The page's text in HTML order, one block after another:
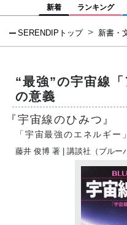
新着 ランキング
SERENDIPトップ 新書・
“最強”の宇宙線
の意義
『宇宙線のひみつ』
「宇宙最強のエネルギー
藤井 俊博 著 | 講談社（ブルー